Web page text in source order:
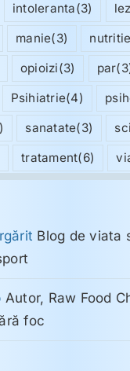
intoleranta(3)
manie(3) nutritie
opioizi(3) par
Psihiatrie(4)
sanatate(3)
tratament(6)
Blog de viata
Autor, Raw Food
foc